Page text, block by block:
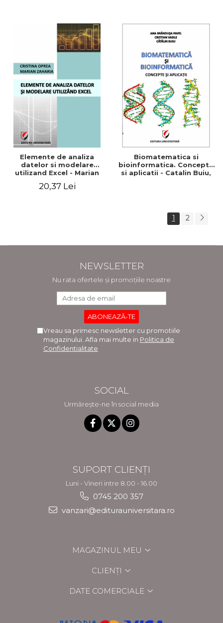
Elemente de analiza
datelor si modelare
utilizand Excel - Marian
20,37 Lei
Biomatematica si
bioinformatica. Concepte
si aplicatii - Catalin Buiu,
1 2
NEWSLETTER
Nu rata ofertele și promoțiile noastre
Vreau sa primesc newsletter cu promotiile
magazinului. Afla mai multe in Politica de
Confidentialitate
SOCIAL
Urmărește-ne în social media
SUPORT CLIENȚI
Luni - Vineri intre 8.00 - 16.00
0745 200 357
vanzari@editurauniversitara.ro
MAGAZINUL MEU
CLIENȚI
DATE COMERCIALE